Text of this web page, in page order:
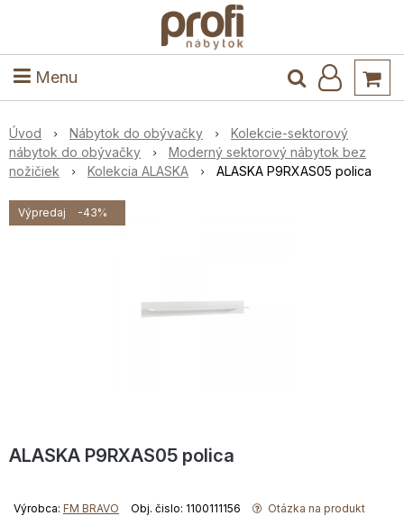
Menu
Kuchyňa a jedáleň
Úvod Nábytok do obývačky
Kolekcie-sektorový
nábytok do obývačky
Moderný sektorový nábytok bez
nožičiek
Kolekcia ALASKA ALASKA P9RXAS05 polica
Výpredaj -43%
ALASKA P9RXAS05 polica
Výrobca: FM BRAVO Obj. čislo: 1100111156 Otázka na produkt